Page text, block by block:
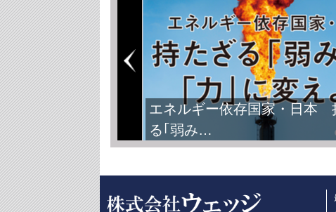
エネルギー依存国家・日本
る｢弱み…